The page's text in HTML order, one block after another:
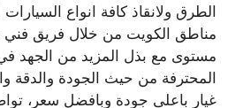
الطرق ولانقاذ كافة انواع
مناطق الكويت من خلال فريق
مستوى مع بذل المزيد من الجهد
المحترفة من حيث الجودة والدقة
غيار باعلى جودة وبافضل سعر،